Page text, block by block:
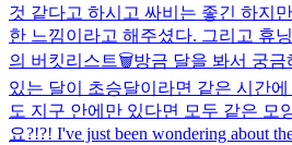
것 같다고 하시고 싸비는 좋긴 하지
한 느낌이라고 해주셨다. 그리고 휴
의 버킷리스트🗑방금 달을 봐서 궁
있는 달이 초승달이라면 같은 시간
도 지구 안에만 있다면 모두 같은 모
요?!?! I've just been wondering about